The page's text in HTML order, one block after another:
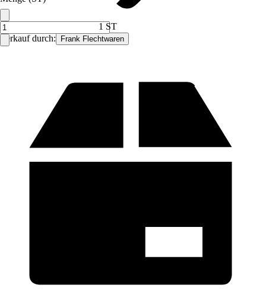
Verkauf durch: Frank Flechtwaren
1 ST